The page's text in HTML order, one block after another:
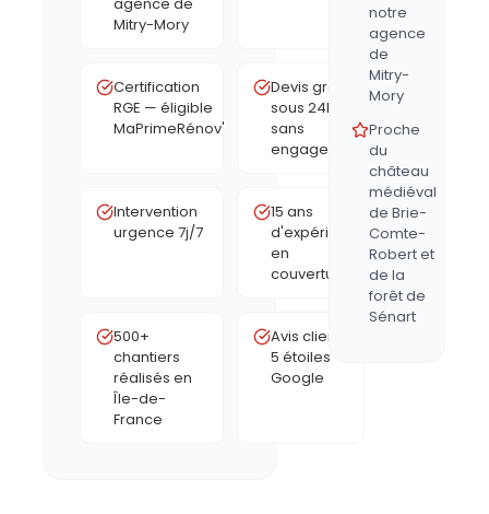
Mitry-Mory
Certification
RGE — éligible
MaPrimeRénov'
Devis gratuit
sous 24h,
sans
engagement
Intervention
urgence 7j/7
15 ans
d'expérience
en
couverture
500+
chantiers
réalisés en
Île-de-
France
Avis clients
5 étoiles
Google
notre
agence
de
Mitry-
Mory
Proche
du
château
médiéval
de Brie-
Comte-
Robert et
de la
forêt de
Sénart